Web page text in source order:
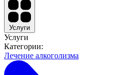
Услуги
Услуги
Категории:
Лечение алкоголизма